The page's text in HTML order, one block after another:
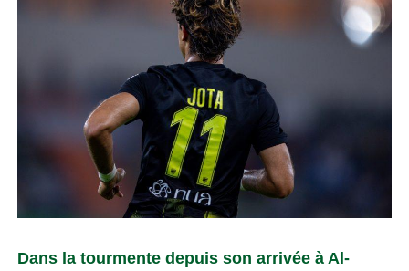
Dans la tourmente depuis son arrivée à Al-